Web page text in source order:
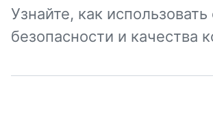
Узнайте, как
безопасности и качества